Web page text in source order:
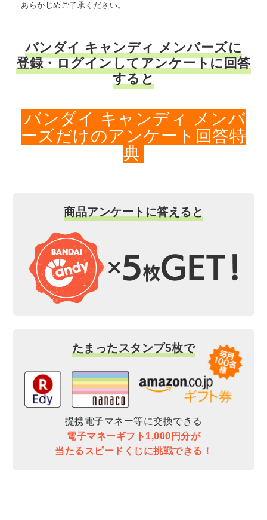
あらかじめご了承ください。
バンダイ キャンディ メンバーズに
登録・ログインしてアンケートに回答
すると
バンダイ キャンディ メンバ
ーズだけのアンケート回答特
典
商品アンケートに答えると
たまったスタンプ5枚で
提携電子マネー等に交換できる
電子マネーギフト1,000円分が
当たるスピードくじに挑戦できる！